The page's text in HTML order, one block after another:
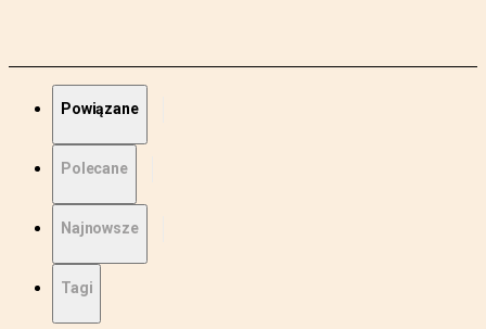
Powiązane
Polecane
Najnowsze
Tagi